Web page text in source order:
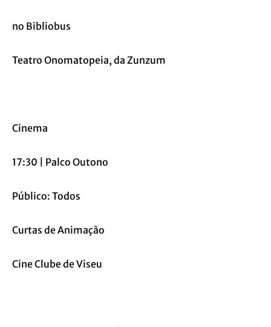
no Bibliobus
Teatro Onomatopeia, da Zunzum
Cinema
17:30 | Palco Outono
Público: Todos
Curtas de Animação
Cine Clube de Viseu